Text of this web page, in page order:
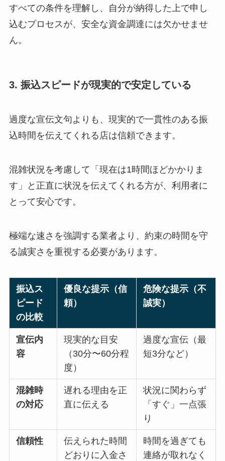
すべての条件を理解し、自分が納得した上で申し
込むプロセスが、安全な資金調達には欠かせませ
ん。
3. 振込スピードが現実的で安定している
過度な宣伝文句よりも、現実的で一貫性のある振
込時間を伝えてくれる店は信頼できます。
混雑状況を考慮して「現在は1時間ほどかかりま
す」と正直に状況を伝えてくれる方が、利用者に
とって安心です。
極端な速さを強調する業者より、約束の時間を守
る誠実さを重視する必要があります。
振込ス
ピード
の比較
優良な提示（信
頼）
危険な提示（不
誠実）
宣伝内
容
現実的な目安
（30分〜60分程
度）
過度な宣伝（最
短3分など）
混雑時
の対応
遅れる理由を正
直に伝える
状況に関わらず
「すぐ」一点張
り
信頼性
伝えられた時間
どおりに入金さ
時間を過ぎても
連絡が取れなく